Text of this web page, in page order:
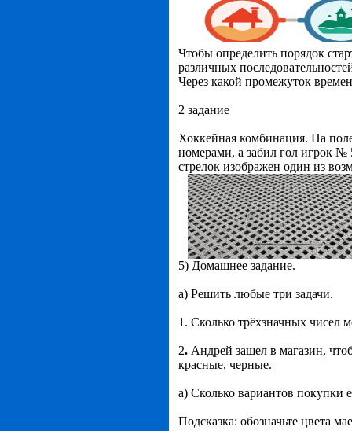
Чтобы определить порядок
различных
Через какой промежуток
2 задание
Хоккейная комбинация. На
номерами, а забил гол игрок
стрелок изображен один из
5) Домашнее задание.
а) Решить любые три задачи.
1. Сколько трёхзначных чисел
2. Андрей зашел в магазин,
красные, черные.
а) Сколько вариантов покупки
Подсказка: обозначьте цвета